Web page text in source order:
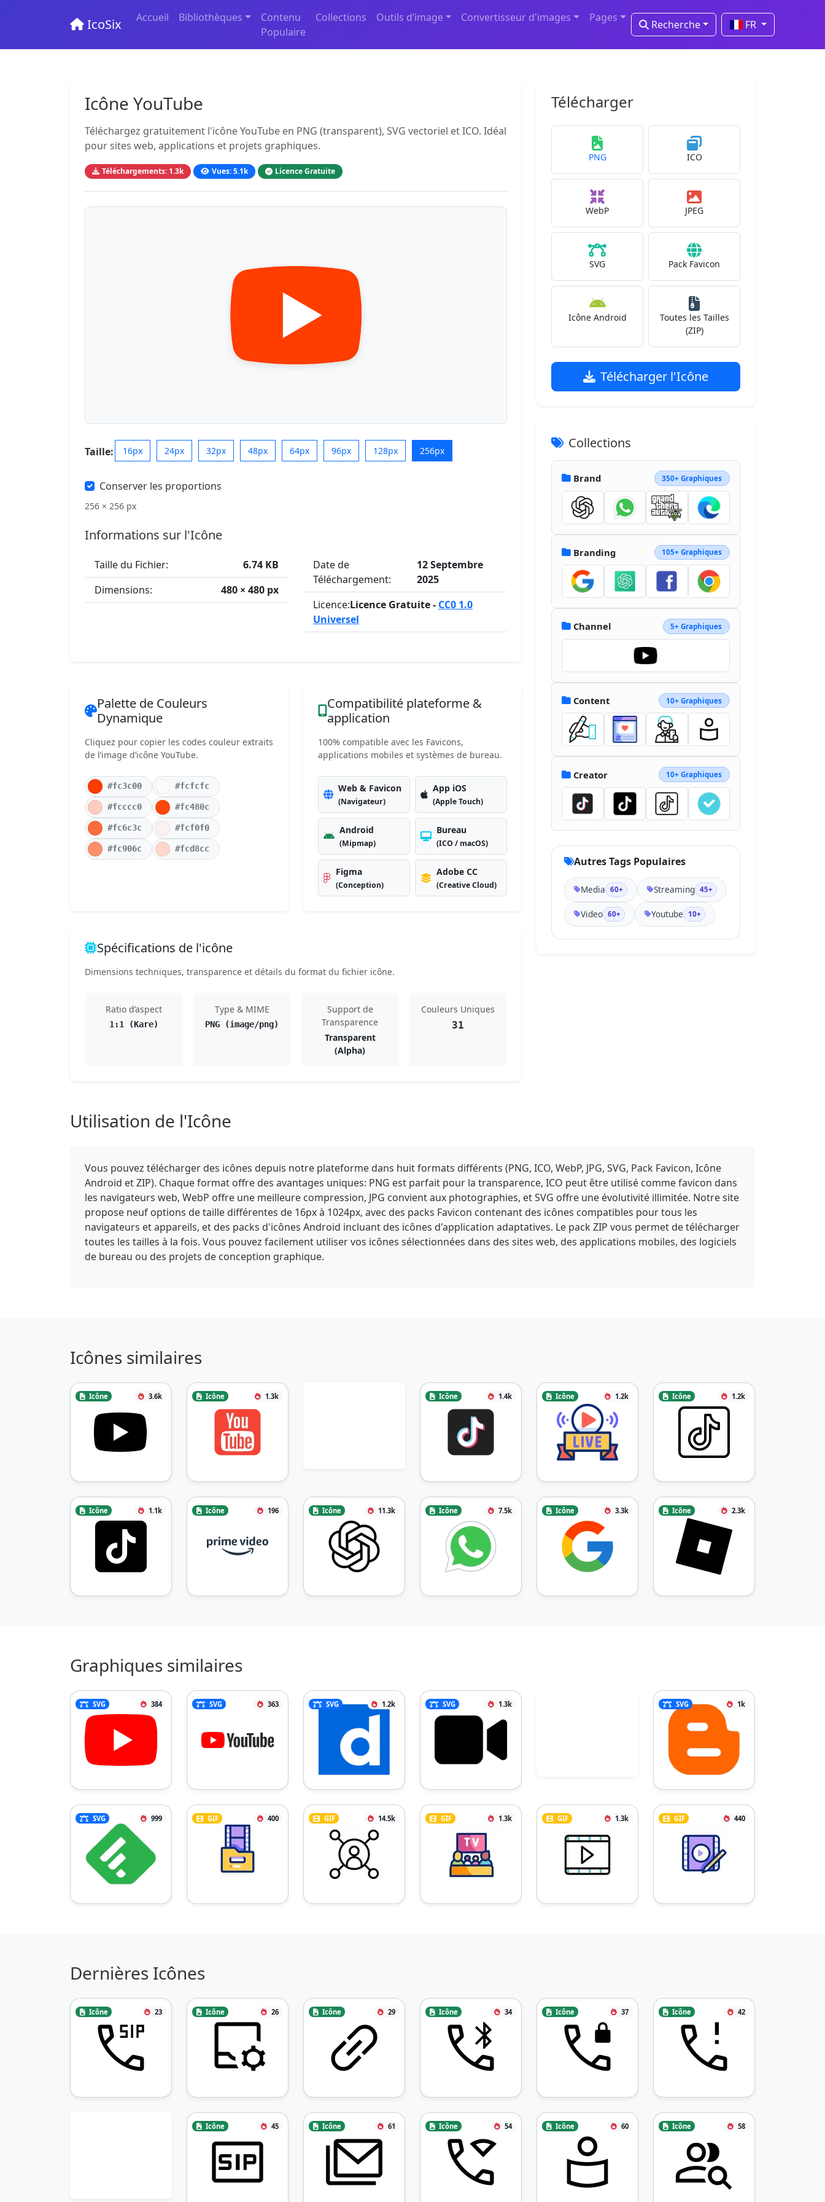
IcoSix Accueil Bibliothèques
Contenu
Populaire
Collections Outils d’image Convertisseur d'images Pages
Recherche FR
Icône YouTube
Téléchargez gratuitement l'icône YouTube en PNG (transparent), SVG vectoriel et ICO. Idéal
pour sites web, applications et projets graphiques.
Téléchargements: 1.3k Vues: 5.1k Licence Gratuite
Taille: 16px 24px 32px 48px 64px 96px 128px 256px
Conserver les proportions
256 × 256 px
Informations sur l'Icône
Taille du Fichier:
6.74 KB
Dimensions:
480 × 480 px
Date de
Téléchargement:
12 Septembre
2025
Licence:Licence Gratuite - CC0 1.0
Universel
Palette de Couleurs
Dynamique
Cliquez pour copier les codes couleur extraits
de l’image d’icône YouTube.
#fc3c00 #fcfcfc
#fcccc0 #fc480c
#fc6c3c #fcf0f0
#fc906c #fcd8cc
Compatibilité plateforme &
application
100% compatible avec les Favicons,
applications mobiles et systèmes de bureau.
Web & Favicon
(Navigateur)
App iOS
(Apple Touch)
Android
(Mipmap)
Bureau
(ICO / macOS)
Figma
(Conception)
Adobe CC
(Creative Cloud)
Spécifications de l'icône
Dimensions techniques, transparence et détails du format du fichier icône.
Ratio d’aspect
1:1 (Kare)
Type & MIME
PNG (image/png)
Support de
Transparence
Transparent
(Alpha)
Couleurs Uniques
31
Télécharger
PNG ICO
WebP JPEG
SVG Pack Favicon
Icône Android
Toutes les Tailles
(ZIP)
Télécharger l'Icône
Collections
Brand 350+ Graphiques
Branding 105+ Graphiques
Channel 5+ Graphiques
Content 10+ Graphiques
Creator 10+ Graphiques
Autres Tags Populaires
Media 60+ Streaming 45+
Video 60+ Youtube 10+
Utilisation de l'Icône
Vous pouvez télécharger des icônes depuis notre plateforme dans huit formats différents (PNG, ICO, WebP, JPG, SVG, Pack Favicon, Icône
Android et ZIP). Chaque format offre des avantages uniques: PNG est parfait pour la transparence, ICO peut être utilisé comme favicon dans
les navigateurs web, WebP offre une meilleure compression, JPG convient aux photographies, et SVG offre une évolutivité illimitée. Notre site
propose neuf options de taille différentes de 16px à 1024px, avec des packs Favicon contenant des icônes compatibles pour tous les
navigateurs et appareils, et des packs d'icônes Android incluant des icônes d'application adaptatives. Le pack ZIP vous permet de télécharger
toutes les tailles à la fois. Vous pouvez facilement utiliser vos icônes sélectionnées dans des sites web, des applications mobiles, des logiciels
de bureau ou des projets de conception graphique.
Icônes similaires
Icône 3.6k Icône 1.3k Icône 1.4k Icône 1.2k Icône 1.2k
Icône 1.1k Icône 196 Icône 11.3k Icône 7.5k Icône 3.3k Icône 2.3k
Graphiques similaires
SVG 384 SVG 363 SVG 1.2k SVG 1.3k SVG 1k
SVG 999 GIF 400 GIF 14.5k GIF 1.3k GIF 1.3k GIF 440
Dernières Icônes
Icône 23 Icône 26 Icône 29 Icône 34 Icône 37 Icône 42
Icône 45 Icône 61 Icône 54 Icône 60 Icône 58